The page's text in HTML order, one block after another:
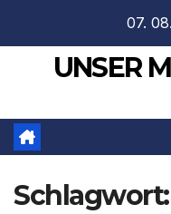
springen
07.
UNSER
Schlagwort: